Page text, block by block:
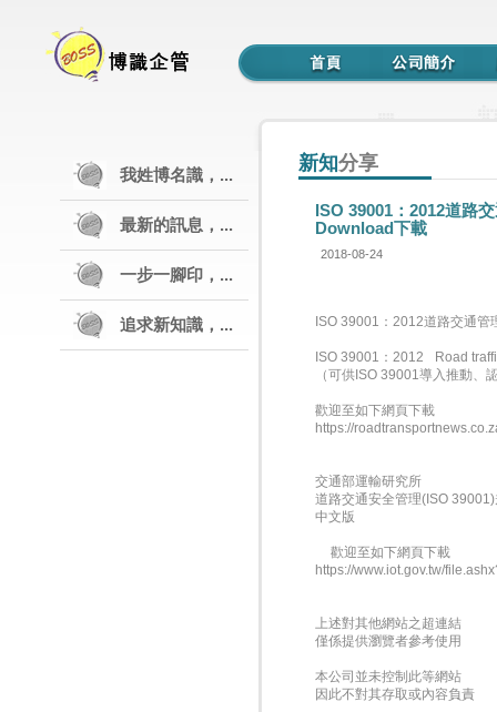
我姓博名識，...
最新的訊息，...
一步一腳印，...
追求新知識，...
新知分享
ISO 39001：2012道路
Download下載
2018-08-24
ISO 39001：2012道路交通
ISO 39001：2012 Road
（可供ISO 39001導入推動
歡迎至如下網頁下載
https://
交通部運輸研究所
道路交通安全管理(ISO
中文版
歡迎至如下網頁下載
https://www.iot.gov.tw/
上述對其他網站之超連結
僅係提供瀏覽者參考使用
本公司並未控制此等網站
因此不對其存取或內容負責